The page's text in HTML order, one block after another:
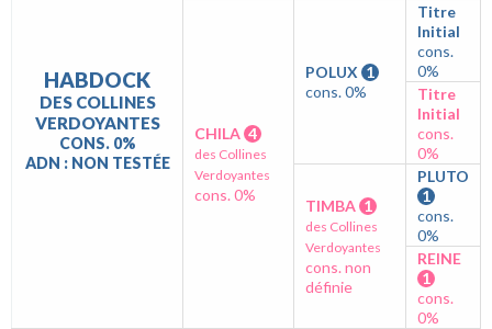
HABDOCK
DES COLLINES
VERDOYANTES
CONS. 0%
ADN : NON TESTÉE
CHILA 4
des Collines
Verdoyantes
cons. 0%
POLUX 1
cons. 0%
Titre
Initial
cons.
0%
Titre
Initial
cons.
0%
TIMBA 1
des Collines
Verdoyantes
cons. non
définie
PLUTO
1
cons.
0%
REINE
1
cons.
0%